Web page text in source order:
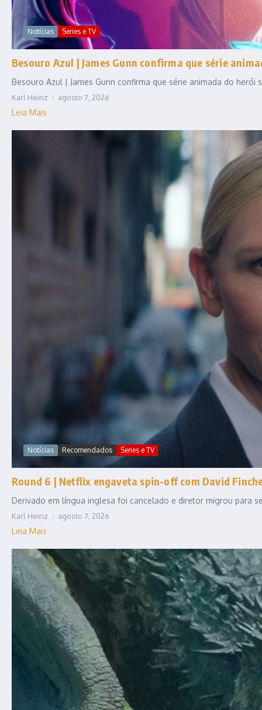
Notícias Series e TV
Besouro Azul | James Gunn confirma que série
Besouro Azul | James Gunn confirma que série animada do
Karl Heinz agosto 7, 2026
Leia Mais
Notícias Recomendados Series e TV
Round 6 | Netflix engaveta spin-off com David
Derivado em língua inglesa foi cancelado e diretor migrou para
Karl Heinz agosto 7, 2026
Leia Mais